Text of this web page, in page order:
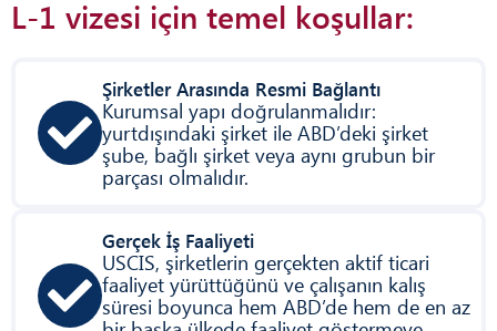
L-1 vizesi için temel koşullar:
Şirketler Arasında Resmi Bağlantı
Kurumsal yapı doğrulanmalıdır:
yurtdışındaki şirket ile ABD’deki şirket
şube, bağlı şirket veya aynı grubun bir
parçası olmalıdır.
Gerçek İş Faaliyeti
USCIS, şirketlerin gerçekten aktif ticari
faaliyet yürüttüğünü ve çalışanın kalış
süresi boyunca hem ABD’de hem de en az